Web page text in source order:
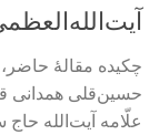
چکیده مقالۀ
حسین‌قلی همدانی
علّامه آیت‌الله